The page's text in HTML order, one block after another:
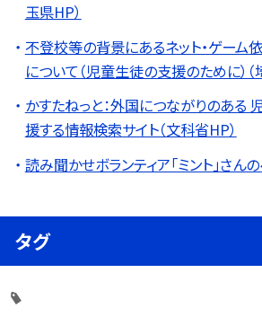
玉県HP）
不登校等の背景にあるネット・ゲーム
について（児童生徒の支援のために）（
かすたねっと：外国につながりのある
援する情報検索サイト（文科省HP）
読み聞かせボランティア「ミント」さん
タグ